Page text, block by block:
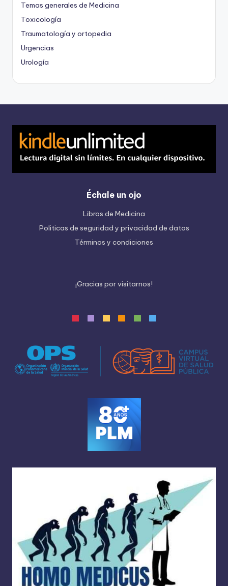
Temas generales de Medicina
Toxicología
Traumatología y ortopedia
Urgencias
Urología
Échale un ojo
Libros de Medicina
Politicas de seguridad y privacidad de datos
Términos y condiciones
¡Gracias porvisitarnos!